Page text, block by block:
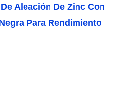
Aleación De Zinc Con
Para Rendimiento